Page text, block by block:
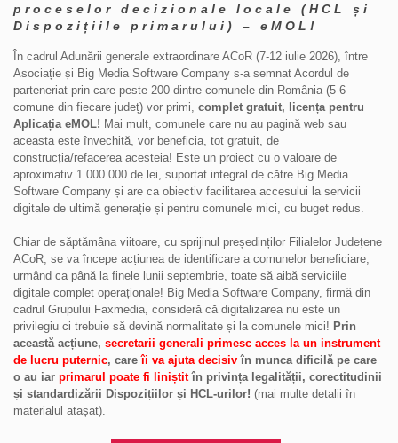
proceselor decizionale locale (HCL și
Dispozițiile primarului) – eMOL!
În cadrul Adunării generale extraordinare ACoR (7-12 iulie 2026), între
Asociație și Big Media Software Company s-a semnat Acordul de
parteneriat prin care peste 200 dintre comunele din România (5-6
comune din fiecare județ) vor primi, complet gratuit, licența pentru
Aplicația eMOL! Mai mult, comunele care nu au pagină web sau
aceasta este învechită, vor beneficia, tot gratuit, de
construcția/refacerea acesteia! Este un proiect cu o valoare de
aproximativ 1.000.000 de lei, suportat integral de către Big Media
Software Company și are ca obiectiv facilitarea accesului la servicii
digitale de ultimă generație și pentru comunele mici, cu buget redus.
Chiar de săptămâna viitoare, cu sprijinul președinților Filialelor Județene
ACoR, se va începe acțiunea de identificare a comunelor beneficiare,
urmând ca până la finele lunii septembrie, toate să aibă serviciile
digitale complet operaționale! Big Media Software Company, firmă din
cadrul Grupului Faxmedia, consideră că digitalizarea nu este un
privilegiu ci trebuie să devină normalitate și la comunele mici! Prin
această acțiune, secretarii generali primesc acces la un instrument
de lucru puternic, careîi va ajuta decisiv în munca dificilă pe care
o au iar primarul poate fi liniștitîn privința legalității, corectitudinii
și standardizării Dispozițiilor și HCL-urilor! (mai multe detalii în
materialul atașat).